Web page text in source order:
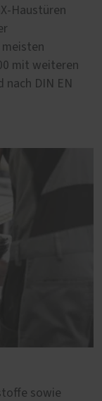
Haustüren
meisten
mit weiteren
nach DIN EN
sowie